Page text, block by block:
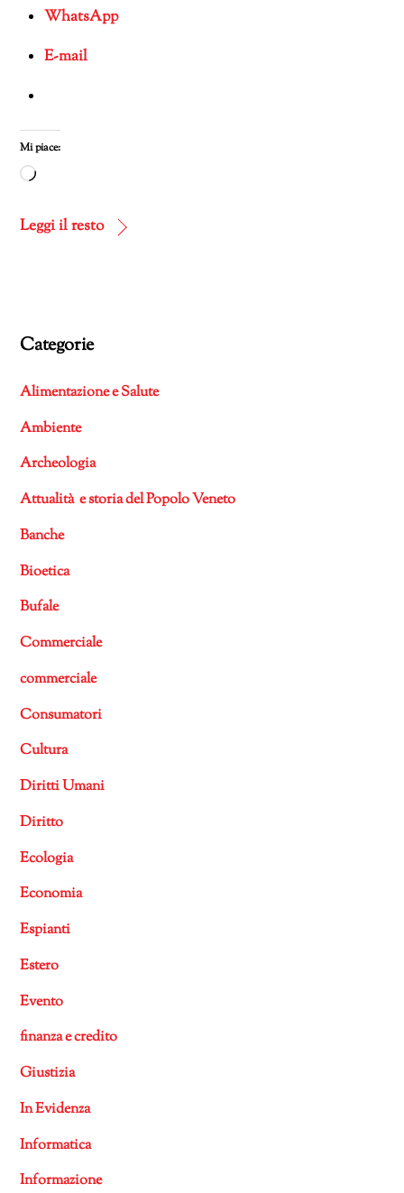
WhatsApp
E-mail
Mi piace:
Caricamento
corso…
Leggi il resto
Categorie
Alimentazione e Salute
Ambiente
Archeologia
Attualità e storia del Popolo Veneto
Banche
Bioetica
Bufale
Commerciale
commerciale
Consumatori
Cultura
Diritti Umani
Diritto
Ecologia
Economia
Espianti
Estero
Evento
finanza e credito
Giustizia
In Evidenza
Informatica
Informazione